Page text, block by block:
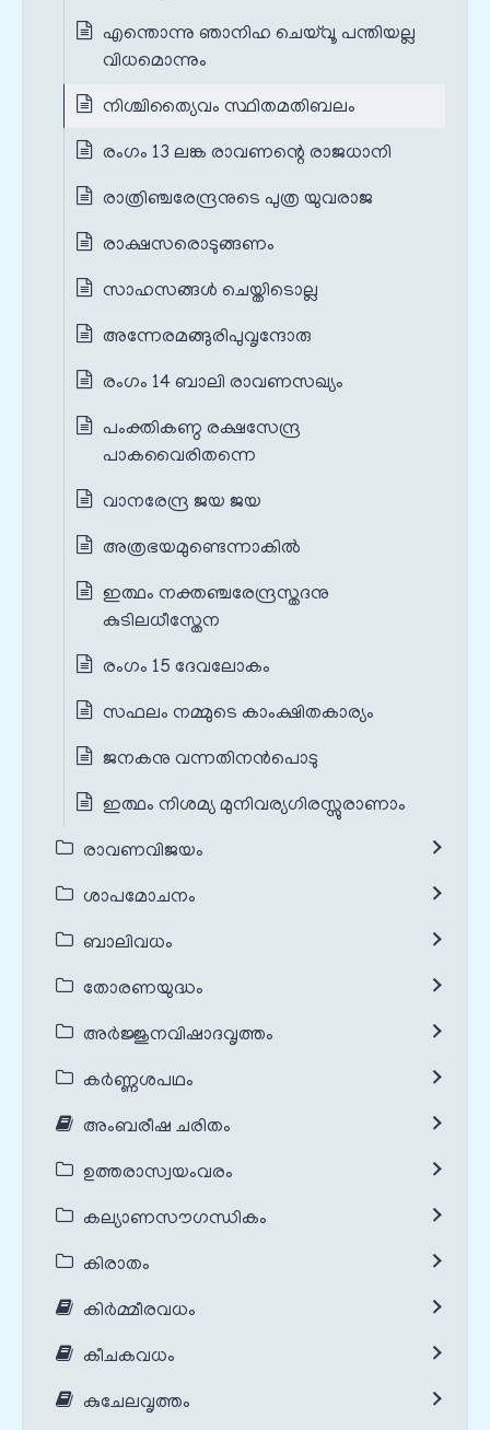
എന്തൊന്നു ഞാനിഹ ചെയ്‌വൂ പന്തിയല്ല
വിധമൊന്നും
നിശ്ചിത്യൈവം സ്ഥിതമതിബലം
രംഗം 13 ലങ്ക രാവണന്റെ രാജധാനി
രാത്രിഞ്ചരേന്ദ്രനുടെ പുത്ര യുവരാജ
രാക്ഷസരൊടുങ്ങണം
സാഹസങ്ങൾ ചെയ്തിടൊല്ല
അന്നേരമങ്ങുരിപുവൃന്ദോരു
രംഗം 14 ബാലി രാവണസഖ്യം
പംക്തികണ്ഠ രക്ഷസേന്ദ്ര
പാകവൈരിതന്നെ
വാനരേന്ദ്ര ജയ ജയ
അത്രഭയമുണ്ടെന്നാകില്‍
ഇത്ഥം നക്തഞ്ചരേന്ദ്രസ്തദനു
കുടിലധീസ്തേന
രംഗം 15 ദേവലോകം
സഫലം നമ്മുടെ കാംക്ഷിതകാര്യം
ജനകനു വന്നതിനൻപൊടു
ഇത്ഥം നിശമ്യ മുനിവര്യഗിരസ്സുരാണാം
രാവണവിജയം
ശാപമോചനം
ബാലിവധം
തോരണയുദ്ധം
അർജ്ജുനവിഷാദവൃത്തം
കർണ്ണശപഥം
അംബരീഷ ചരിതം
ഉത്തരാസ്വയംവരം
കല്യാണസൗഗന്ധികം
കിരാതം
കിർമ്മീരവധം
കീചകവധം
കുചേലവൃത്തം